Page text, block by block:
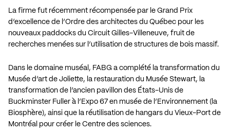
La firme fut récemment récompensée par le Grand Prix
d’excellence de l’Ordre des architectes du Québec pour les
nouveaux paddocks du Circuit Gilles-Villeneuve, fruit de
recherches menées sur l’utilisation de structures de bois massif.
Dans le domaine muséal, FABG a complété la transformation du
Musée d’art de Joliette, la restauration du Musée Stewart, la
transformation de l’ancien pavillon des États-Unis de
Buckminster Fuller à l’Expo 67 en musée de l’Environnement (la
Biosphère), ainsi que la réutilisation de hangars du Vieux-Port de
Montréal pour créer le Centre des sciences.